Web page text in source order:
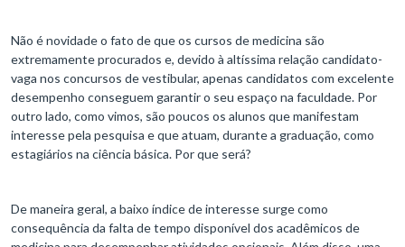
Não é novidade o fato de que os cursos de medicina são
extremamente procurados e, devido à altíssima relação candidato-
vaga nos concursos de vestibular, apenas candidatos com excelente
desempenho conseguem garantir o seu espaço na faculdade. Por
outro lado, como vimos, são poucos os alunos que manifestam
interesse pela pesquisa e que atuam, durante a graduação, como
estagiários na ciência básica. Por que será?
De maneira geral, a baixo índice de interesse surge como
consequência da falta de tempo disponível dos acadêmicos de